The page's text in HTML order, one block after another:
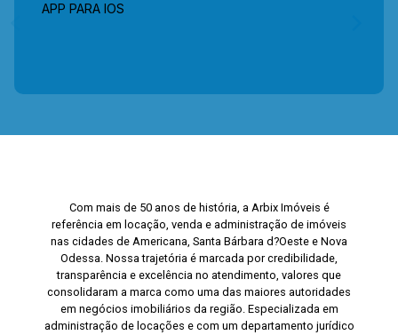
APP PARA IOS
Com mais de 50 anos de história, a Arbix Imóveis é
referência em locação, venda e administração de imóveis
nas cidades de Americana, Santa Bárbara d?Oeste e Nova
Odessa. Nossa trajetória é marcada por credibilidade,
transparência e excelência no atendimento, valores que
consolidaram a marca como uma das maiores autoridades
em negócios imobiliários da região. Especializada em
administração de locações e com um departamento jurídico